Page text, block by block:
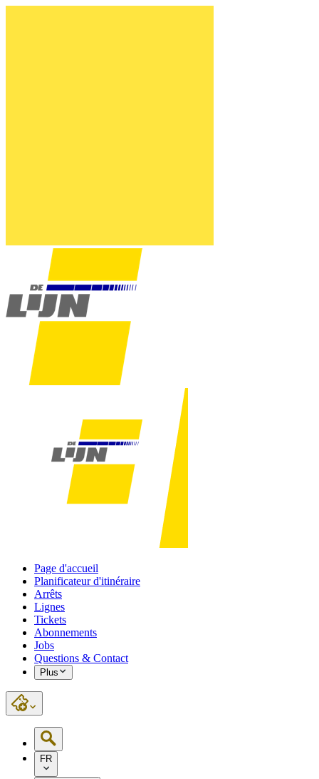
Page d'accueil
Planificateur d'itinéraire
Arrêts
Lignes
Tickets
Abonnements
Jobs
Questions & Contact
Plus
FR